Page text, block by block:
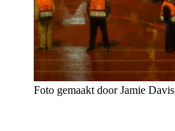
Foto gemaakt door Jamie Davis